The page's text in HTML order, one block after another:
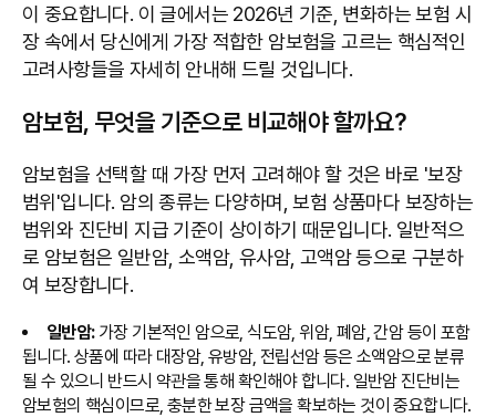
이 중요합니다. 이 글에서는 2026년 기준, 변화하는 보험 시
장 속에서 당신에게 가장 적합한 암보험을 고르는 핵심적인
고려사항들을 자세히 안내해 드릴 것입니다.
암보험, 무엇을 기준으로 비교해야 할까요?
암보험을 선택할 때 가장 먼저 고려해야 할 것은 바로 '보장
범위'입니다. 암의 종류는 다양하며, 보험 상품마다 보장하는
범위와 진단비 지급 기준이 상이하기 때문입니다. 일반적으
로 암보험은 일반암, 소액암, 유사암, 고액암 등으로 구분하
여 보장합니다.
일반암:가장 기본적인 암으로, 식도암, 위암, 폐암, 간암 등이 포함
됩니다. 상품에 따라 대장암, 유방암, 전립선암 등은 소액암으로 분류
될 수 있으니 반드시 약관을 통해 확인해야 합니다. 일반암 진단비는
암보험의 핵심이므로, 충분한 보장 금액을 확보하는 것이 중요합니다.